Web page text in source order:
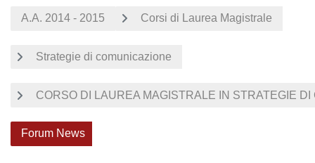
A.A. 2014 - 2015 Corsi di Laurea Magistrale
Strategie di comunicazione
CORSO DI LAUREA MAGISTRALE IN STRATEGIE
Forum News